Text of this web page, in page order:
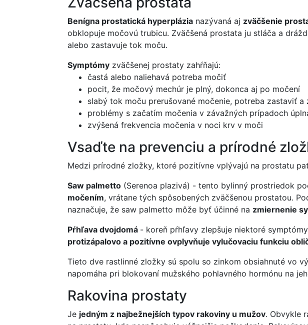
Benígna prostatická hyperplázia nazývaná aj zväčšenie
obklopuje močovú trubicu. Zväčšená prostata ju stláča a
alebo zastavuje tok moču.
Symptómy zväčšenej prostaty zahŕňajú:
častá alebo naliehavá potreba močiť
pocit, že močový mechúr je plný, dokonca aj po močení
slabý tok moču prerušované močenie, potreba zastaviť
problémy s začatím močenia v závažných prípadoch
zvýšená frekvencia močenia v noci krv v moči
Vsaďte na prevenciu a prírodné
Medzi prírodné zložky, ktoré pozitívne vplývajú na prostatu
Saw palmetto (Serenoa plazivá) - tento bylinný prostriedok
močením, vrátane tých spôsobených zväčšenou prostatou.
naznačuje, že saw palmetto môže byť účinné na zmiernenie
Pŕhľava dvojdomá - koreň pŕhľavy zlepšuje niektoré
protizápalovo a pozitívne ovplyvňuje vylučovaciu funkciu
Tieto dve rastlinné zložky sú spolu so zinkom obsiahnuté vo
napomáha pri blokovaní mužského pohlavného hormónu na
Rakovina prostaty
Je jedným z najbežnejších typov rakoviny u mužov. Obvykle